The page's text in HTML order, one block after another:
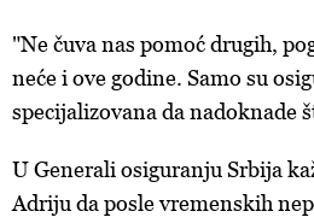
"Ne čuva nas pomoć drugih,
neće i ove godine. Samo su
specijalizovana da nadoknade
U Generali osiguranju Srbija
Adriju da posle vremenskih